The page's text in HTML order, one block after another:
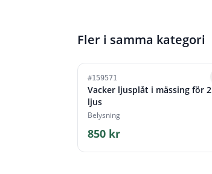
Fler i samma kategori
#159571
Vacker ljusplåt i mässing för 2
ljus
Belysning
850 kr